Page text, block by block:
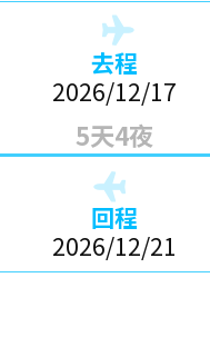
去程
2026/12/17
5天4夜
回程
2026/12/21